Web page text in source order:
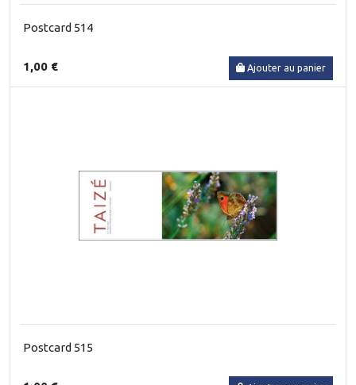
Postcard 514
1,00 € Ajouter au panier
Postcard 515